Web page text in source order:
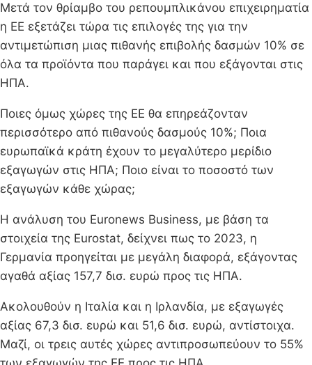
Μετά τον θρίαμβο του ρεπουμπλικάνου επιχειρηματία
η ΕΕ εξετάζει τώρα τις επιλογές της για την
αντιμετώπιση μιας πιθανής επιβολής δασμών 10% σε
όλα τα προϊόντα που παράγει και που εξάγονται στις
ΗΠΑ.
Ποιες όμως χώρες της ΕΕ θα επηρεάζονταν
περισσότερο από πιθανούς δασμούς 10%; Ποια
ευρωπαϊκά κράτη έχουν το μεγαλύτερο μερίδιο
εξαγωγών στις ΗΠΑ; Ποιο είναι το ποσοστό των
εξαγωγών κάθε χώρας;
Η ανάλυση του Euronews Business, με βάση τα
στοιχεία της Eurostat, δείχνει πως το 2023, η
Γερμανία προηγείται με μεγάλη διαφορά, εξάγοντας
αγαθά αξίας 157,7 δισ. ευρώ προς τις ΗΠΑ.
Ακολουθούν η Ιταλία και η Ιρλανδία, με εξαγωγές
αξίας 67,3 δισ. ευρώ και 51,6 δισ. ευρώ, αντίστοιχα.
Μαζί, οι τρεις αυτές χώρες αντιπροσωπεύουν το 55%